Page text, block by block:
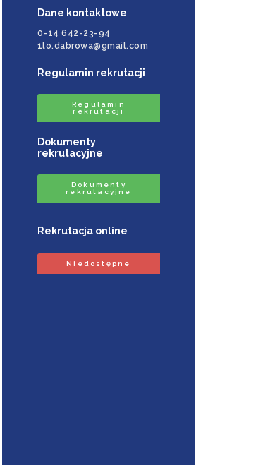
Dane kontaktowe
0-14 642-23-94
1lo.dabrowa@gmail.com
Regulamin rekrutacji
Regulamin
rekrutacji
Dokumenty
rekrutacyjne
Dokumenty
rekrutacyjne
Rekrutacja online
Niedostępne